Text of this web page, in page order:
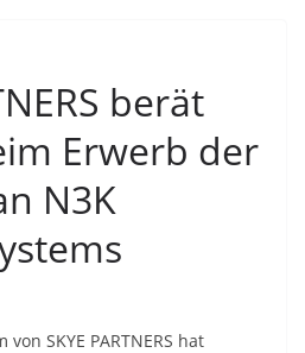
berät
Erwerb der
N3K
SKYE PARTNERS hat